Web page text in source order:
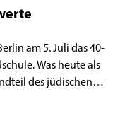
am 5. Juli das 40-
Was heute als
des jüdischen
unter
eines